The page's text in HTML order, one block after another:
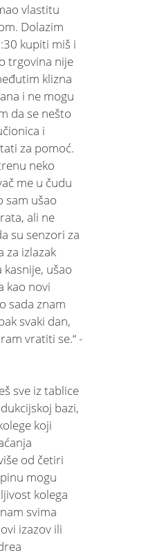
vlastitu
Dolazim
kupiti miš i
trgovina nije
klizna
i ne mogu
da se nešto
i
za pomoć.
neko
me u čudu
sam ušao
ali ne
su senzori za
za izlazak
kasnije, ušao
kao novi
sada znam
svaki dan,
vratiti se.“ -
sve iz tablice
bazi,
koji
od četiri
mogu
kolega
svima
izazov ili